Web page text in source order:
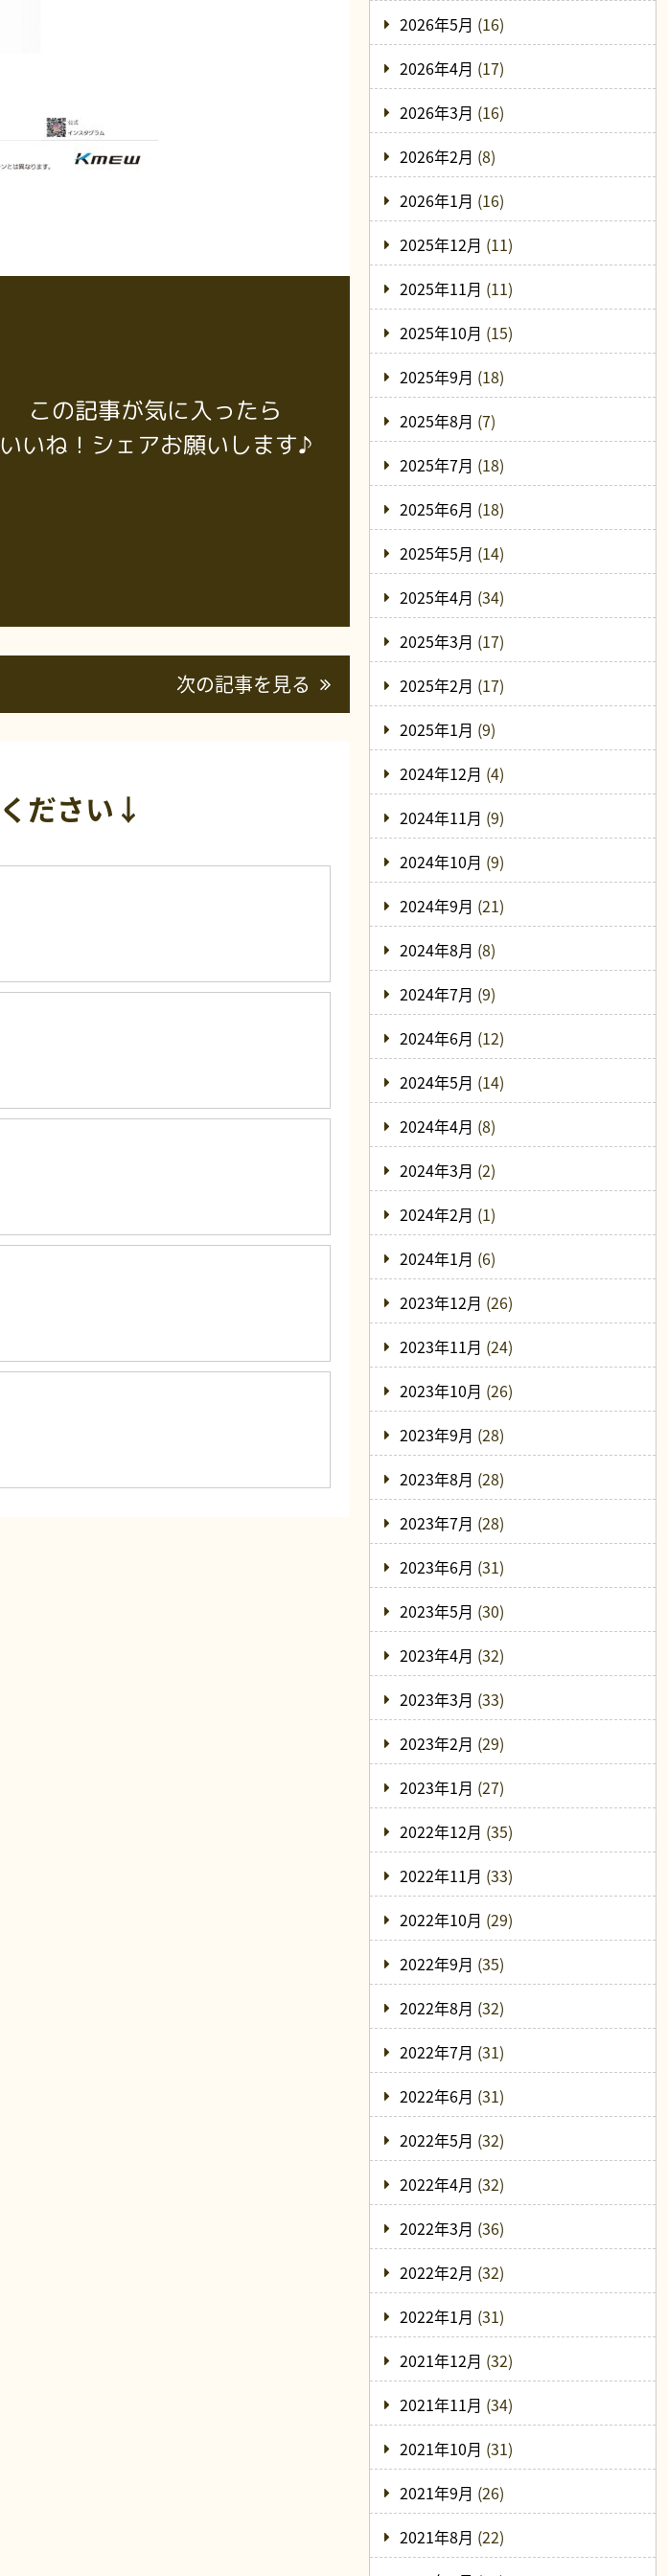
この記事が気に入ったら
いいね！シェアお願いします♪
次の記事を見る
ださい↓
2026年5月 (16)
2026年4月 (17)
2026年3月 (16)
2026年2月 (8)
2026年1月 (16)
2025年12月 (11)
2025年11月 (11)
2025年10月 (15)
2025年9月 (18)
2025年8月 (7)
2025年7月 (18)
2025年6月 (18)
2025年5月 (14)
2025年4月 (34)
2025年3月 (17)
2025年2月 (17)
2025年1月 (9)
2024年12月 (4)
2024年11月 (9)
2024年10月 (9)
2024年9月 (21)
2024年8月 (8)
2024年7月 (9)
2024年6月 (12)
2024年5月 (14)
2024年4月 (8)
2024年3月 (2)
2024年2月 (1)
2024年1月 (6)
2023年12月 (26)
2023年11月 (24)
2023年10月 (26)
2023年9月 (28)
2023年8月 (28)
2023年7月 (28)
2023年6月 (31)
2023年5月 (30)
2023年4月 (32)
2023年3月 (33)
2023年2月 (29)
2023年1月 (27)
2022年12月 (35)
2022年11月 (33)
2022年10月 (29)
2022年9月 (35)
2022年8月 (32)
2022年7月 (31)
2022年6月 (31)
2022年5月 (32)
2022年4月 (32)
2022年3月 (36)
2022年2月 (32)
2022年1月 (31)
2021年12月 (32)
2021年11月 (34)
2021年10月 (31)
2021年9月 (26)
2021年8月 (22)